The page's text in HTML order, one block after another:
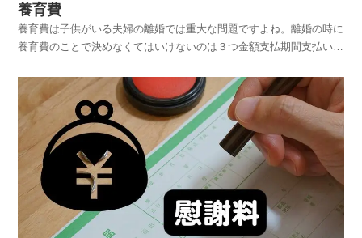
養育費
養育費は子供がいる夫婦の離婚では重大な問題ですよね。離婚の時に
養育費のことで決めなくてはいけないのは３つ金額支払期間支払い方
からいいけど、これからどんどんお金がかかるんだよねぇと思いつつ
少しでも貯金しなきゃ！！それには養育費の一部を、とが...